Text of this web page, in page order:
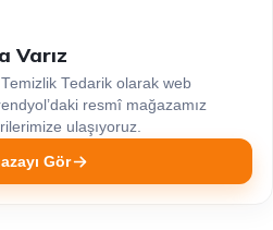
Varız
Tedarik olarak web
resmî mağazamız
ulaşıyoruz.
Gör